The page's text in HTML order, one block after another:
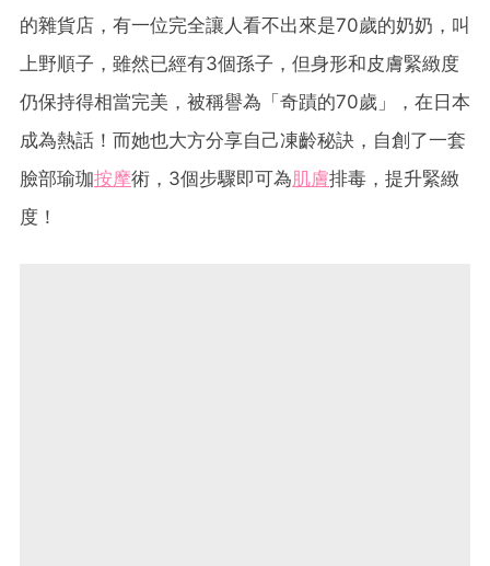
的雜貨店，有一位完全讓人看不出來是70歲的奶奶，叫
上野順子，雖然已經有3個孫子，但身形和皮膚緊緻度
仍保持得相當完美，被稱譽為「奇蹟的70歲」，在日本
成為熱話！而她也大方分享自己凍齡秘訣，自創了一套
臉部瑜珈按摩術，3個步驟即可為肌膚排毒，提升緊緻
度！